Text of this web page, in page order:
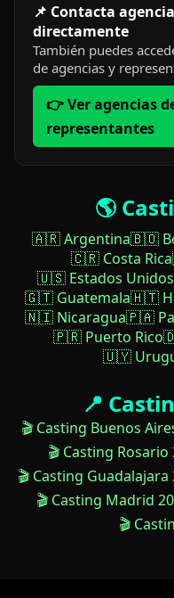
📌 Contacta
directamente
También puedes
de agencias y
👉 Ver agencias
representantes
🌎
🇦🇷 Argentina🇧🇴
🇨🇷 Costa Rica
🇺🇸 Estados Unidos
🇬🇹 Guatemala🇭🇹
🇳🇮 Nicaragua🇵🇦
🇵🇷 Puerto Rico
🇺🇾
📍
🎬 Casting Buenos
🎬 Casting Rosario
🎬 Casting Guadalajara
🎬 Casting Madrid
🎬